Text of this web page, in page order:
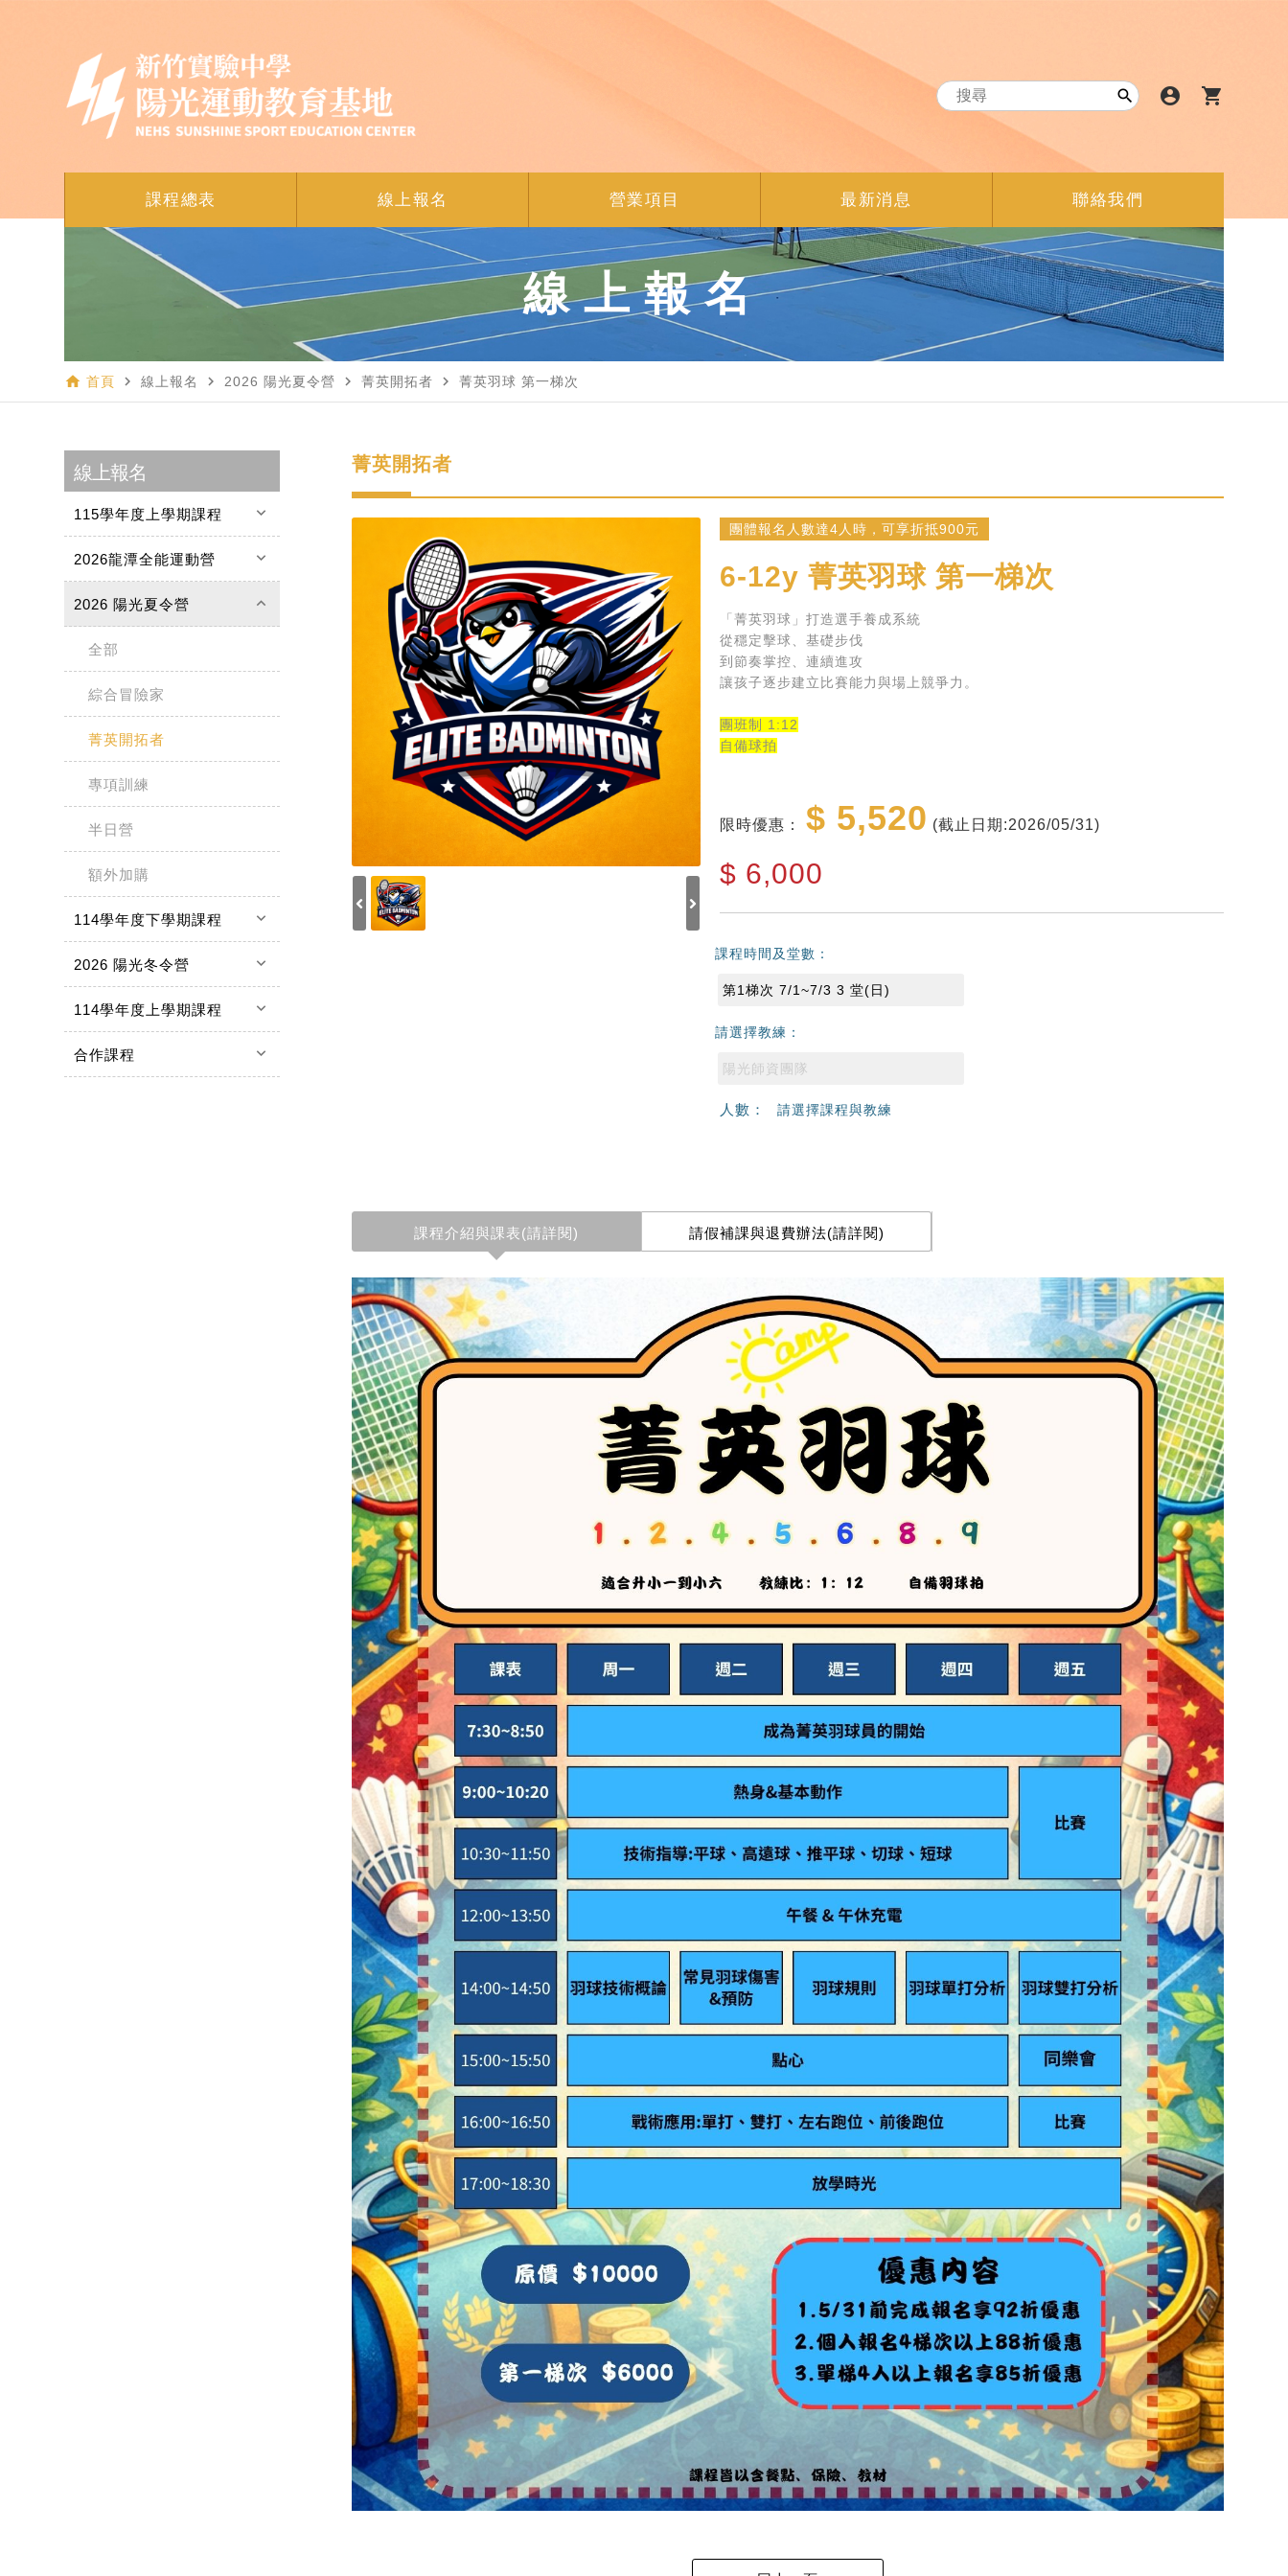
 account_circle shopping_cart
課程總表 線上報名 營業項目 最新消息 聯絡我們
線上報名
home 首頁 navigate_next 線上報名 navigate_next 2026 陽光夏令營 navigate_next 菁英開拓者 navigate_next 菁英羽球 第一梯次
線上報名
115學年度上學期課程 keyboard_arrow_down
2026龍潭全能運動營 keyboard_arrow_down
2026 陽光夏令營 keyboard_arrow_up
全部
綜合冒險家
菁英開拓者
專項訓練
半日營
額外加購
114學年度下學期課程 keyboard_arrow_down
2026 陽光冬令營 keyboard_arrow_down
114學年度上學期課程 keyboard_arrow_down
合作課程 keyboard_arrow_down
菁英開拓者
團體報名人數達4人時，可享折抵900元
6-12y 菁英羽球 第一梯次
「菁英羽球」打造選手養成系統
從穩定擊球、基礎步伐
到節奏掌控、連續進攻
讓孩子逐步建立比賽能力與場上競爭力。
團班制 1:12
自備球拍
限時優惠：$ 5,520 (截止日期:2026/05/31)
$ 6,000
課程時間及堂數：
第1梯次 7/1~7/3 3 堂(日)
請選擇教練：
陽光師資團隊
人數： 請選擇課程與教練
課程介紹與課表(請詳閱) 請假補課與退費辦法(請詳閱)